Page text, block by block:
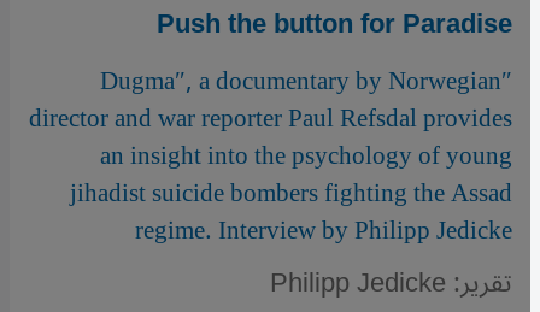
Push the button for Paradise
″Dugma″, a documentary by Norwegian
director and war reporter Paul Refsdal provides
an insight into the psychology of young
jihadist suicide bombers fighting the Assad
regime. Interview by Philipp Jedicke
تقرير: Philipp Jedicke